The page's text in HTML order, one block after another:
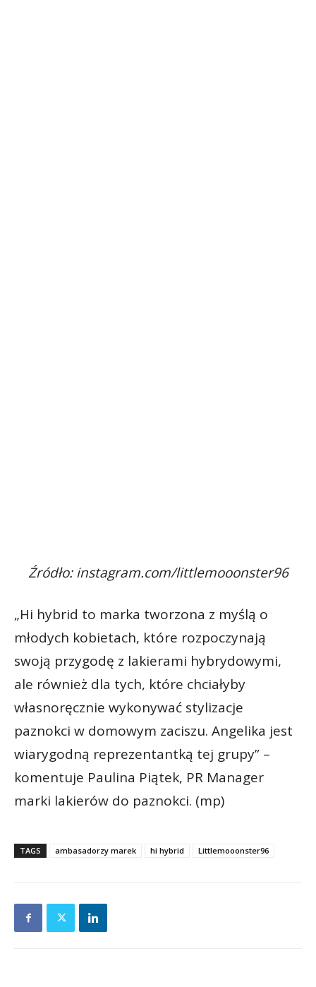
Źródło: instagram.com/littlemooonster96
„Hi hybrid to marka tworzona z myślą o
młodych kobietach, które rozpoczynają
swoją przygodę z lakierami hybrydowymi,
ale również dla tych, które chciałyby
własnoręcznie wykonywać stylizacje
paznokci w domowym zaciszu. Angelika jest
wiarygodną reprezentantką tej grupy” –
komentuje Paulina Piątek, PR Manager
marki lakierów do paznokci. (mp)
TAGS ambasadorzy marek hi hybrid Littlemooonster96